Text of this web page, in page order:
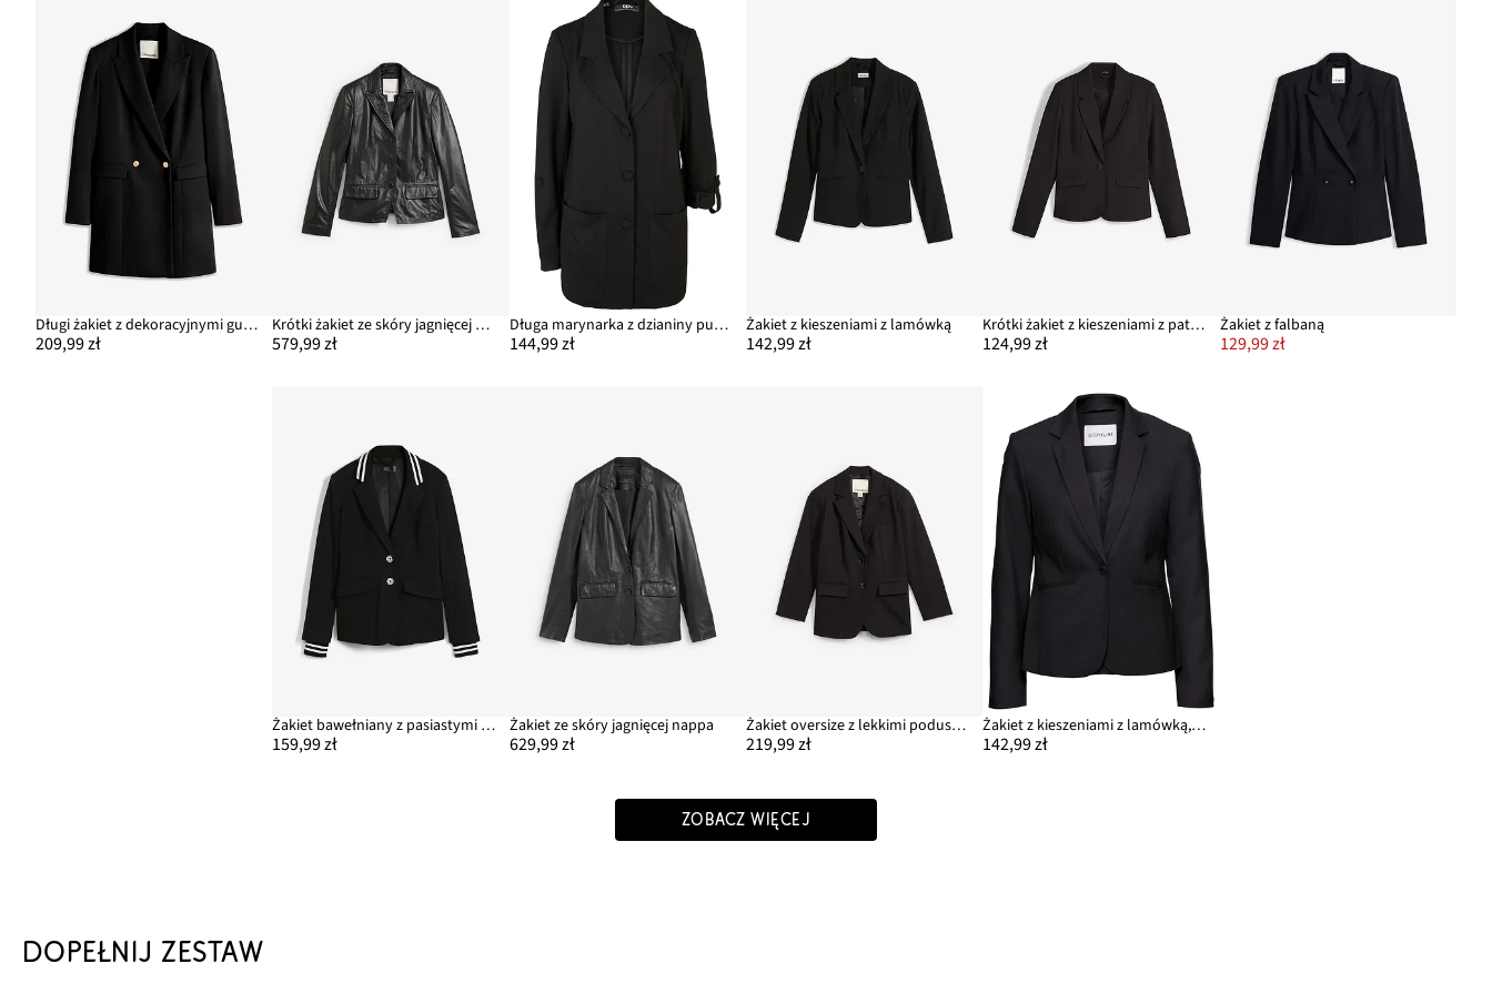
Długi żakiet z dekoracyjnymi guzikami
209,99 zł
Krótki żakiet ze skóry jagnięcej nappa
579,99 zł
Długa marynarka z dzianiny punto di roma
144,99 zł
Żakiet z kieszeniami z lamówką
142,99 zł
Krótki żakiet z kieszeniami z patkami
124,99 zł
Żakiet z falbaną
129,99 zł
Żakiet bawełniany z pasiastymi detalami
159,99 zł
Żakiet ze skóry jagnięcej nappa
629,99 zł
Żakiet oversize z lekkimi poduszkami w ramionach
219,99 zł
Żakiet z kieszeniami z lamówką, petite
142,99 zł
ZOBACZ WIĘCEJ
DOPEŁNIJ ZESTAW